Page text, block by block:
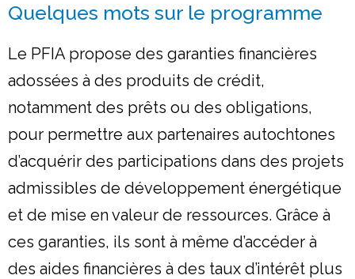
Quelques mots sur le programme
Le PFIA propose des garanties financières
adossées à des produits de crédit,
notamment des prêts ou des obligations,
pour permettre aux partenaires autochtones
d’acquérir des participations dans des projets
admissibles de développement énergétique
et de mise en valeur de ressources. Grâce à
ces garanties, ils sont à même d’accéder à
des aides financières à des taux d’intérêt plus